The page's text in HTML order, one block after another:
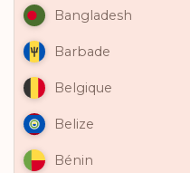
Bangladesh
Barbade
Belgique
Belize
Bénin